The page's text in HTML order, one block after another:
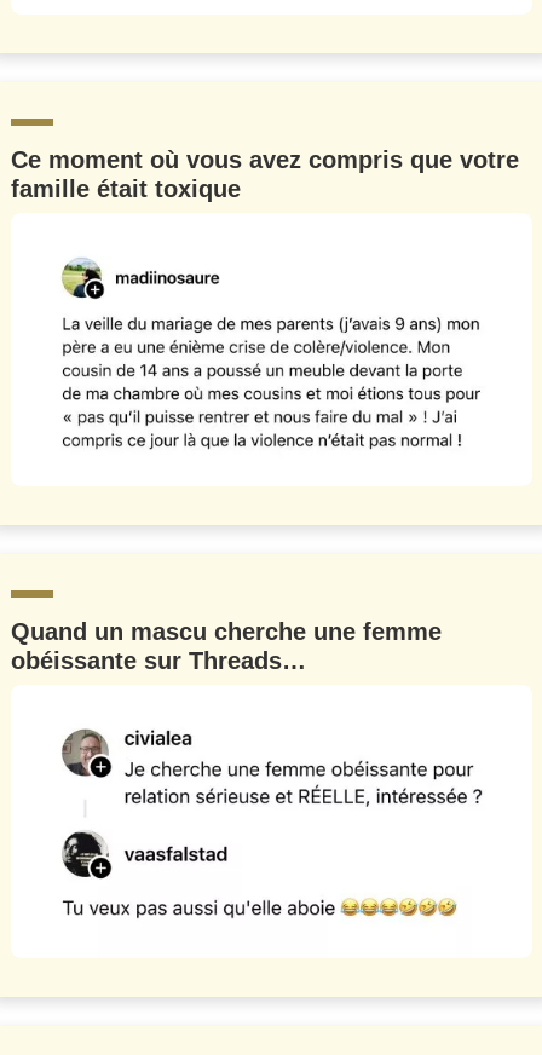
Ce moment où vous avez compris que votre
famille était toxique
Quand un mascu cherche une femme
obéissante sur Threads…